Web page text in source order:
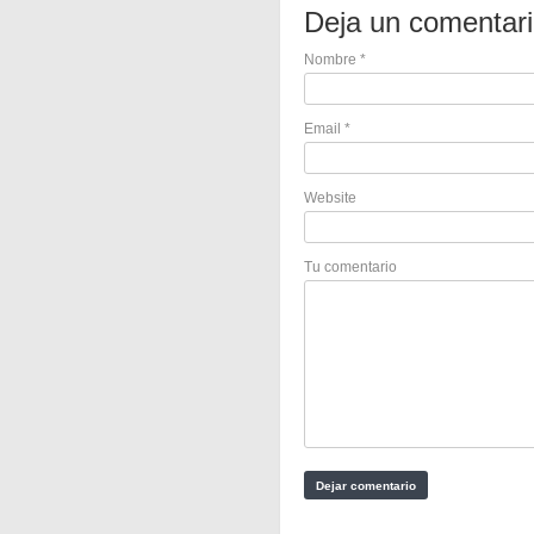
Deja un
Nombre *
Email *
Website
Tu comentario